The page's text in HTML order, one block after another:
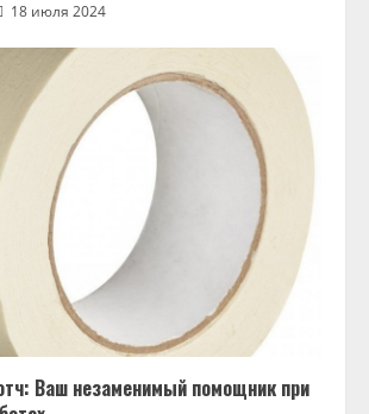
18 июля 2024
Ваш незаменимый помощник при